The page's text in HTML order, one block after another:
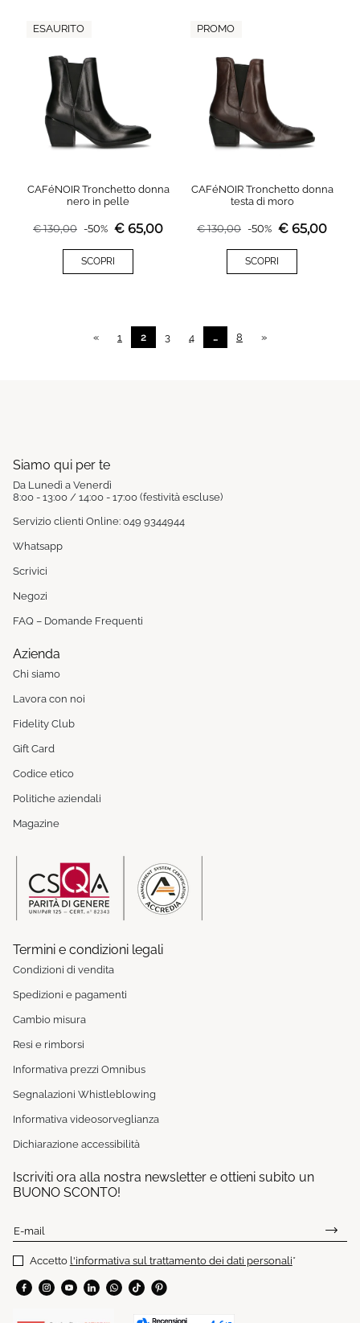
ESAURITO
CAFéNOIR Tronchetto donna
nero in pelle
€130,00 -50% € 65,00
SCOPRI
PROMO
CAFéNOIR Tronchetto donna
testa di moro
€130,00 -50% € 65,00
SCOPRI
« 1 2 3 4 … 8 »
Siamo qui per te
Da Lunedì a Venerdì
8:00 - 13:00 / 14:00 - 17:00 (festività escluse)
Servizio clienti Online: 049 9344944
Whatsapp
Scrivici
Negozi
FAQ – Domande Frequenti
Azienda
Chi siamo
Lavora con noi
Fidelity Club
Gift Card
Codice etico
Politiche aziendali
Magazine
Termini e condizioni legali
Condizioni di vendita
Spedizioni e pagamenti
Cambio misura
Resi e rimborsi
Informativa prezzi Omnibus
Segnalazioni Whistleblowing
Informativa videosorveglianza
Dichiarazione accessibilità
Iscriviti ora alla nostra newsletter e ottieni subito un
BUONO SCONTO!
E-mail
Accetto l'informativa sul trattamento dei dati personali*